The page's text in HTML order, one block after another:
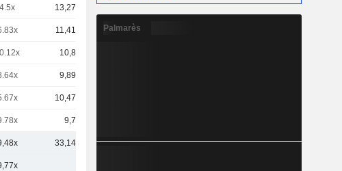
4.5x 13,27 Md
11,41 Md
10,8 Md
9,89 Md
10,47 Md
9,7 Md
33,14 Md
Palmarès